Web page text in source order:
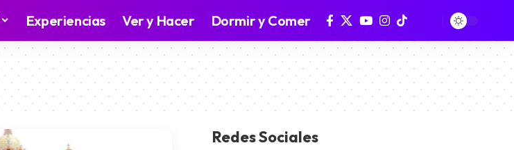
Experiencias Ver y Hacer Dormir y Comer
Redes Sociales